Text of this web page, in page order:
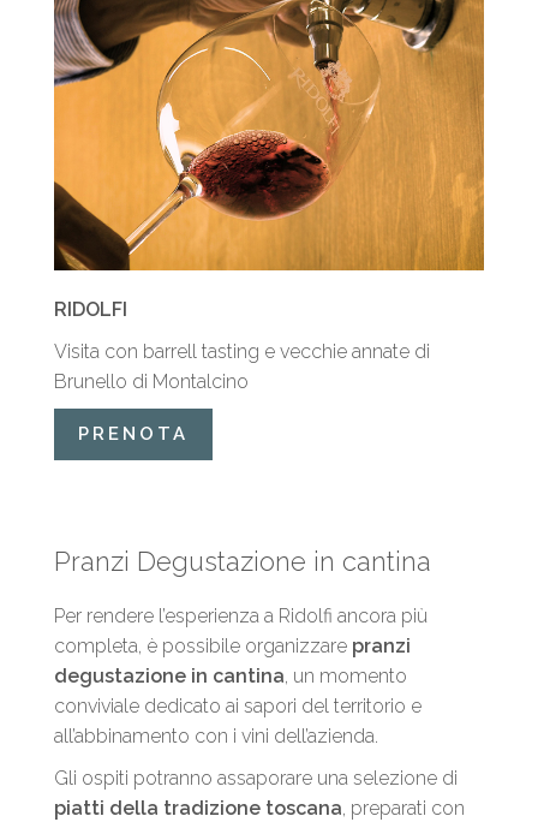
RIDOLFI
Visita con barrell tasting e vecchie annate di
Brunello di Montalcino
PRENOTA
Pranzi Degustazione in cantina
Per rendere l’esperienza a Ridolfi ancora più
completa, è possibile organizzare pranzi
degustazione in cantina, un momento
conviviale dedicato ai sapori del territorio e
all’abbinamento con i vini dell’azienda.
Gli ospiti potranno assaporare una selezione di
piatti della tradizione toscana, preparati con